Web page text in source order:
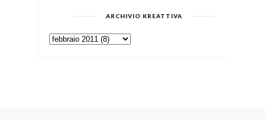
ARCHIVIO KREATTIVA